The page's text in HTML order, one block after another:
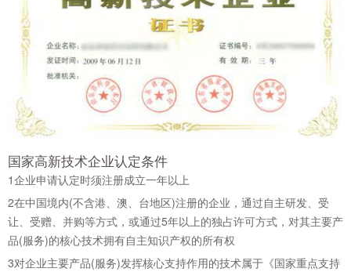
国家高新技术企业认定条件
1企业申请认定时须注册成立一年以上
2在中国境内(不含港、澳、台地区)注册的企业，通过自主研发、受
让、受赠、并购等方式，或通过5年以上的独占许可方式，对其主要产
品(服务)的核心技术拥有自主知识产权的所有权
3对企业主要产品(服务)发挥核心支持作用的技术属于《国家重点支持